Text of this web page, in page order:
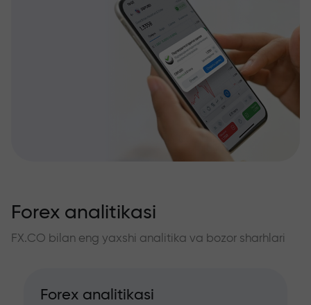
Forex analitikasi
FX.CO bilan eng yaxshi analitika va bozor sharhlari
Forex analitikasi